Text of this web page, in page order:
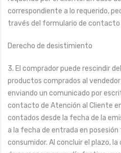
correspondiente a lo requerido,
través del formulario de contacto
Derecho de desistimiento
3. El comprador puede rescindir
productos comprados al
enviando un comunicado por
contacto de Atención al Cliente
contados desde la fecha de la
a la fecha de entrada en
consumidor. Al concluir el plazo,